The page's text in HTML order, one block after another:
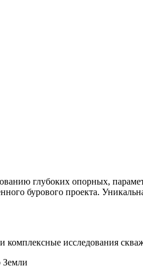
глубоких опорных,
бурового проекта.
комплексные исследования
Земли